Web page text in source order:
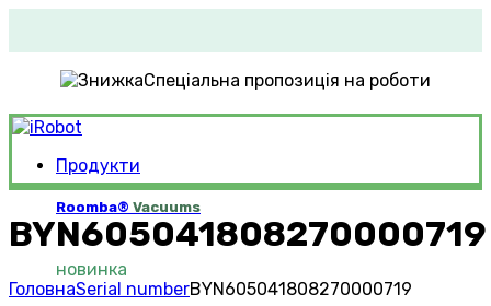
Спеціальна пропозиція на роботи
Продукти
Roomba® Vacuums
новинка
BYN605041808270000719
ГоловнаSerial numberBYN605041808270000719